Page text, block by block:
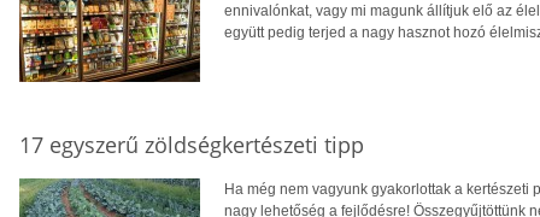
ennivalónkat, vagy mi magunk állítjuk elő az
együtt pedig terjed a nagy hasznot hozó
17 egyszerű zöldségkertészeti tipp
Ha még nem vagyunk gyakorlottak a
nagy lehetőség a fejlődésre! Összegyűjtöttünk